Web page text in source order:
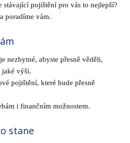
stávající pojištění pro vás to nejlepší?
poradíme vám.
nezbytné, abyste přesně věděli,
jaké výši.
pojištění, které bude přesně
i finančním možnostem.
stane